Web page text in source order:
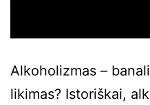
Alkoholizmas –
likimas? Istoriškai,